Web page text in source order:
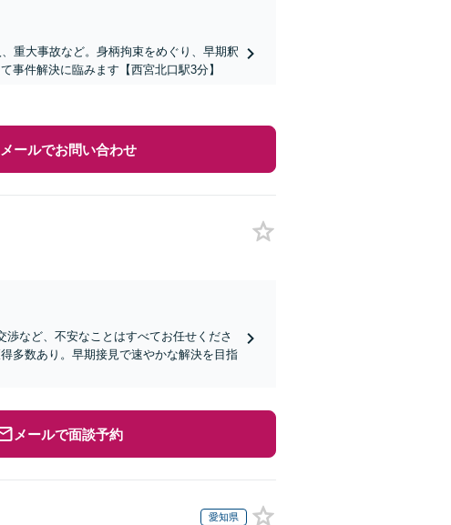
重大事故など。身柄拘束をめぐり、早期釈
事件解決に臨みます【西宮北口駅3分】
メールでお問い合わせ
渉など、不安なことはすべてお任せくださ
多数あり。早期接見で速やかな解決を目指
メールで面談予約
愛知県